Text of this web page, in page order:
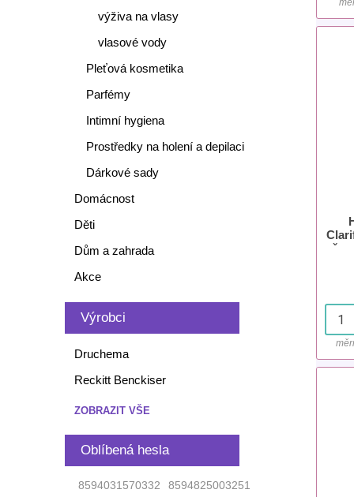
výživa na vlasy
vlasové vody
Pleťová kosmetika
Parfémy
Intimní hygiena
Prostředky na holení a depilaci
Dárkové sady
Domácnost
Děti
Dům a zahrada
Akce
Výrobci
Druchema
Reckitt Benckiser
ZOBRAZIT VŠE
Oblíbená hesla
8594031570332
8594825003251